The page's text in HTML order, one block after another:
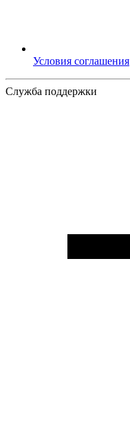
Условия соглашения
Служба поддержки